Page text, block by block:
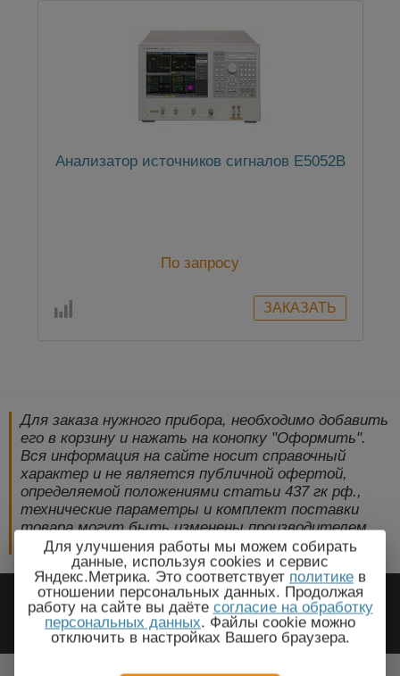
Анализатор источников сигналов E5052B
По запросу
Для заказа нужного прибора, необходимо добавить
его в корзину и нажать на конопку "Оформить".
Вся информация на сайте носит справочный
характер и не является публичной офертой,
определяемой положениями статьи 437 гк рф.,
технические параметры и комплект поставки
товара могут быть изменены производителем
без предварительного уведомления!
2009-2026 © ЭлектроПрогресс -
Электротехническое оборудование
Для улучшения работы мы можем собирать
данные, используя cookies и сервис
Яндекс.Метрика. Это соответствует политике в
отношении персональных данных. Продолжая
работу на сайте вы даёте согласие на обработку
персональных данных. Файлы cookie можно
отключить в настройках Вашего браузера.